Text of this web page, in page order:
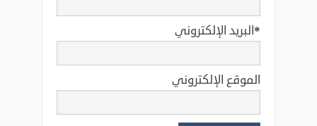
البريد الإلكتروني*
الموقع الإلكتروني